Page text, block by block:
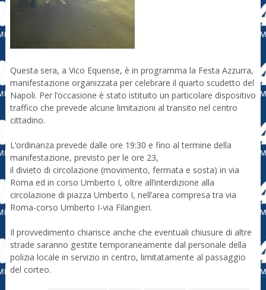
Questa sera, a Vico Equense, è in programma la Festa Azzurra,
manifestazione organizzata per celebrare il quarto scudetto del
Napoli. Per l’occasione è stato istituito un particolare dispositivo
traffico che prevede alcune limitazioni al transito nel centro
cittadino.
L’ordinanza prevede dalle ore 19:30 e fino al termine della
manifestazione, previsto per le ore 23,
il divieto di circolazione (movimento, fermata e sosta) in via
Roma ed in corso Umberto I, oltre all’interdizione alla
circolazione di piazza Umberto I, nell’area compresa tra via
Roma-corso Umberto I-via Filangieri.
Il provvedimento chiarisce anche che eventuali chiusure di altre
strade saranno gestite temporaneamente dal personale della
polizia locale in servizio in centro, limitatamente al passaggio
del corteo.